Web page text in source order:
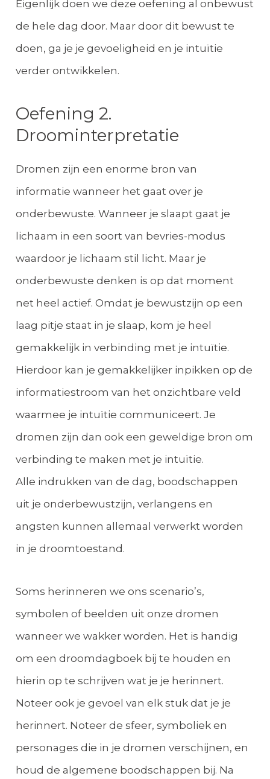
Eigenlijk doen we deze oefening al onbewust
de hele dag door. Maar door dit bewust te
doen, ga je je gevoeligheid en je intuïtie
verder ontwikkelen.
Oefening 2.
Droominterpretatie
Dromen zijn een enorme bron van
informatie wanneer het gaat over je
onderbewuste. Wanneer je slaapt gaat je
lichaam in een soort van bevries-modus
waardoor je lichaam stil licht. Maar je
onderbewuste denken is op dat moment
net heel actief. Omdat je bewustzijn op een
laag pitje staat in je slaap, kom je heel
gemakkelijk in verbinding met je intuïtie.
Hierdoor kan je gemakkelijker inpikken op de
informatiestroom van het onzichtbare veld
waarmee je intuïtie communiceert. Je
dromen zijn dan ook een geweldige bron om
verbinding te maken met je intuïtie.
Alle indrukken van de dag, boodschappen
uit je onderbewustzijn, verlangens en
angsten kunnen allemaal verwerkt worden
in je droomtoestand.
Soms herinneren we ons scenario’s,
symbolen of beelden uit onze dromen
wanneer we wakker worden. Het is handig
om een droomdagboek bij te houden en
hierin op te schrijven wat je je herinnert.
Noteer ook je gevoel van elk stuk dat je je
herinnert. Noteer de sfeer, symboliek en
personages die in je dromen verschijnen, en
houd de algemene boodschappen bij. Na